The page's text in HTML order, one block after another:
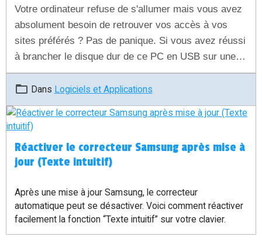
Votre ordinateur refuse de s'allumer mais vous avez
absolument besoin de retrouver vos accès à vos
sites préférés ? Pas de panique. Si vous avez réussi
à brancher le disque dur de ce PC en USB sur une
autre machine, vos données sont saines et sauves.
Découvrez dans ce guide simple et rapide comment
extraire vos identifiants et mots de passe chiffrés de
Firefox pour les réutiliser immédiatement.
Dans Logiciels et Applications
Réactiver le correcteur Samsung après mise à
jour (Texte intuitif)
Après une mise à jour Samsung, le correcteur
automatique peut se désactiver. Voici comment réactiver
facilement la fonction “Texte intuitif” sur votre clavier.